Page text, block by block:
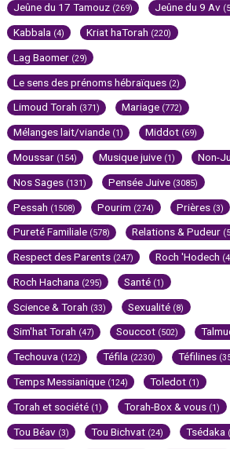
Jeûne du 17 Tamouz (269) Jeûne du 9 Av
Kabbala (4) Kriat haTorah (220)
Lag Baomer (29)
Le sens des prénoms hébraïques (2)
Limoud Torah (371) Mariage (772)
Mélanges lait/viande (1) Middot (69)
Moussar (154) Musique juive (1) Non-
Nos Sages (131) Pensée Juive (3085)
Pessah (1508) Pourim (274) Prières (3)
Pureté Familiale (578) Relations & Pudeur
Respect des Parents (247) Roch 'Hodech
Roch Hachana (295) Santé (1)
Science & Torah (33) Sexualité (8)
Sim'hat Torah (47) Souccot (502)
Techouva (122) Téfila (2230) Téfilines
Temps Messianique (124) Toledot (1)
Torah et société (1) Torah-Box & vous (1)
Tou Béav (3) Tou Bichvat (24) Tsédaka